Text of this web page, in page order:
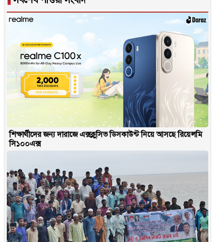
শিক্ষার্থীদের জন্য দারাজে এক্সক্লুসিভ ডিসকাউন্ট নিয়ে আসছে রিয়েলমি
সি১০০এক্স